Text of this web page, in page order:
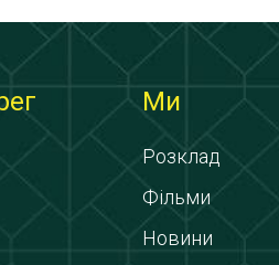
Ми
Розклад
Фільми
Новини